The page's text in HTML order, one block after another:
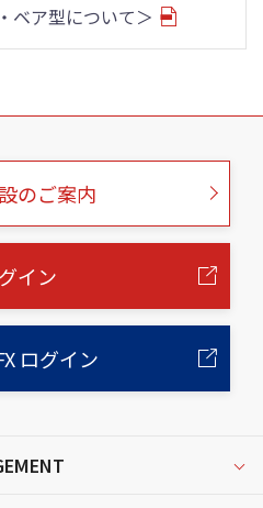
ベア型について＞
のご案内
イン
ログイン